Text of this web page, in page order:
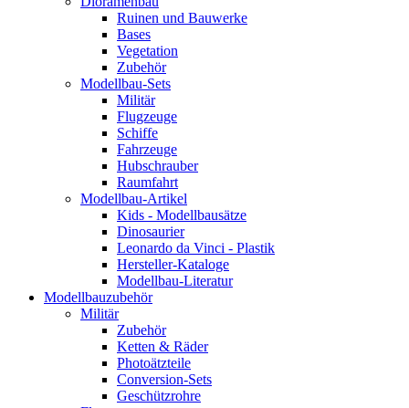
Ruinen und Bauwerke
Bases
Vegetation
Zubehör
Modellbau-Sets
Militär
Flugzeuge
Schiffe
Fahrzeuge
Hubschrauber
Raumfahrt
Modellbau-Artikel
Kids - Modellbausätze
Dinosaurier
Leonardo da Vinci - Plastik
Hersteller-Kataloge
Modellbau-Literatur
Modellbauzubehör
Militär
Zubehör
Ketten & Räder
Photoätzteile
Conversion-Sets
Geschützrohre